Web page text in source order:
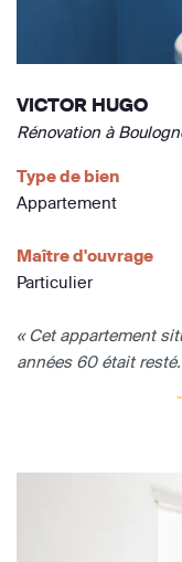
VICTOR HUGO
Rénovation à
Type de bien
Appartement
Maître d'ouvrage
Particulier
« Cet appartement
années 60 était